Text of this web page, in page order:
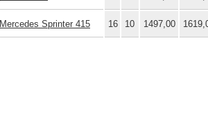
Mercedes Sprinter 415 16 10 1497,00